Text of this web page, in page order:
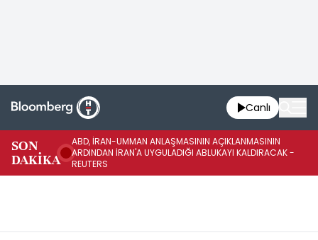
Canlı
SON
DAKİKA
ABD, İRAN-UMMAN ANLAŞMASININ AÇIKLANMASININ
ARDINDAN İRAN'A UYGULADIĞI ABLUKAYI KALDIRACAK -
REUTERS